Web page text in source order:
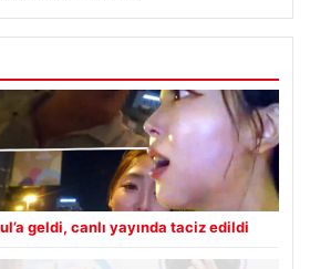
geldi, canlı yayında taciz edildi